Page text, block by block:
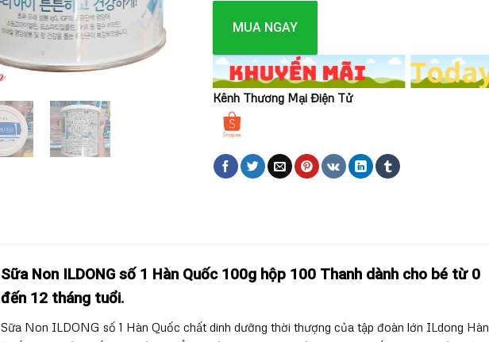
MUA NGAY
Kênh Thương Mại Điện Tử
Sữa Non ILDONG số 1 Hàn Quốc 100g hộp 100 Thanh dành cho bé từ 0
đến 12 tháng tuổi.
Sữa Non ILDONG số 1 Hàn Quốc chất dinh dưỡng thời thượng của tập đoàn lớn ILdong Hàn